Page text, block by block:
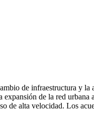
de infraestructura y
de la red urbana
de alta velocidad. Los